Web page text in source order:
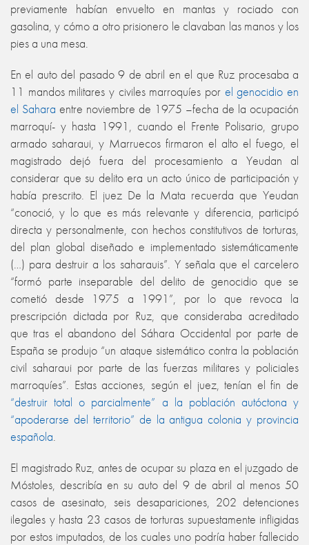
previamente habían envuelto en mantas y rociado con
gasolina, y cómo a otro prisionero le clavaban las manos y los
pies a una mesa.
En el auto del pasado 9 de abril en el que Ruz procesaba a
11 mandos militares y civiles marroquíes por el genocidio en
el Sahara entre noviembre de 1975 –fecha de la ocupación
marroquí- y hasta 1991, cuando el Frente Polisario, grupo
armado saharaui, y Marruecos firmaron el alto el fuego, el
magistrado dejó fuera del procesamiento a Yeudan al
considerar que su delito era un acto único de participación y
había prescrito. El juez De la Mata recuerda que Yeudan
“conoció, y lo que es más relevante y diferencia, participó
directa y personalmente, con hechos constitutivos de torturas,
del plan global diseñado e implementado sistemáticamente
(…) para destruir a los saharauis”. Y señala que el carcelero
“formó parte inseparable del delito de genocidio que se
cometió desde 1975 a 1991”, por lo que revoca la
prescripción dictada por Ruz, que consideraba acreditado
que tras el abandono del Sáhara Occidental por parte de
España se produjo “un ataque sistemático contra la población
civil saharaui por parte de las fuerzas militares y policiales
marroquíes”. Estas acciones, según el juez, tenían el fin de
“destruir total o parcialmente” a la población autóctona y
“apoderarse del territorio” de la antigua colonia y provincia
española.
El magistrado Ruz, antes de ocupar su plaza en el juzgado de
Móstoles, describía en su auto del 9 de abril al menos 50
casos de asesinato, seis desapariciones, 202 detenciones
ilegales y hasta 23 casos de torturas supuestamente infligidas
por estos imputados, de los cuales uno podría haber fallecido